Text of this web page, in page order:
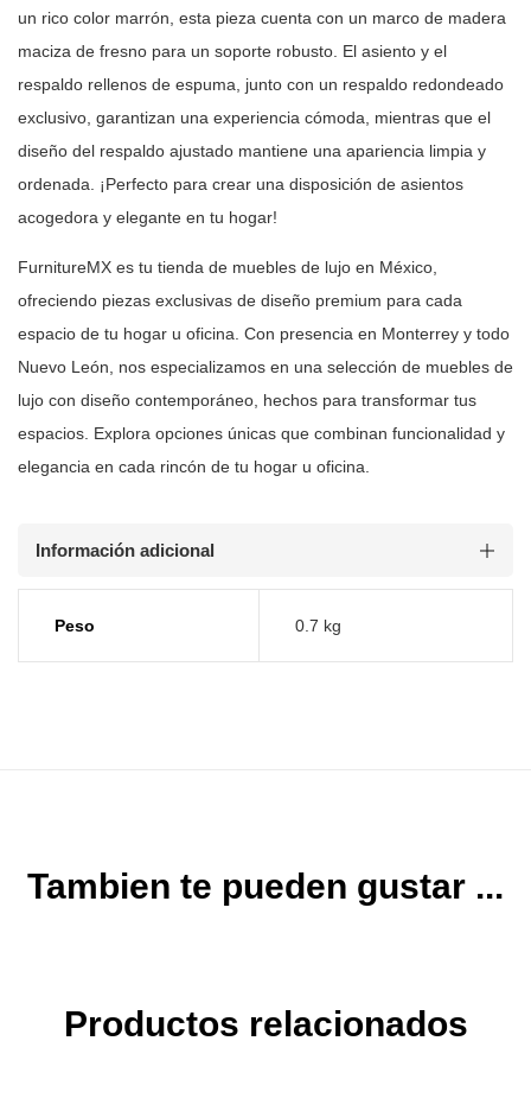
un rico color marrón, esta pieza cuenta con un marco de madera
maciza de fresno para un soporte robusto. El asiento y el
respaldo rellenos de espuma, junto con un respaldo redondeado
exclusivo, garantizan una experiencia cómoda, mientras que el
diseño del respaldo ajustado mantiene una apariencia limpia y
ordenada. ¡Perfecto para crear una disposición de asientos
acogedora y elegante en tu hogar!
FurnitureMX es tu tienda de muebles de lujo en México,
ofreciendo piezas exclusivas de diseño premium para cada
espacio de tu hogar u oficina. Con presencia en Monterrey y todo
Nuevo León, nos especializamos en una selección de muebles de
lujo con diseño contemporáneo, hechos para transformar tus
espacios. Explora opciones únicas que combinan funcionalidad y
elegancia en cada rincón de tu hogar u oficina.
Información adicional
Peso 0.7 kg
Tambien te pueden gustar ...
Productos relacionados